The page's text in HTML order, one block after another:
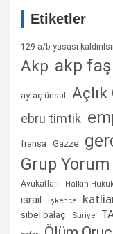
Etiketler
129 a/b yasası
Akp akp
aytaç ünsal Açlık
ebru timtik
fransa Gazze
Grup Yorum
Avukatları
Halkın
israil işkence
sibel balaç Suriye